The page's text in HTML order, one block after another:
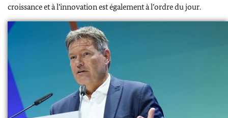
croissance et à l’innovation est également à l’ordre du jour.